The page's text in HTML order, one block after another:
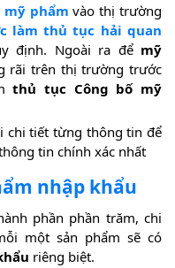
mỹ phẩm vào thị trường
làm thủ tục hải quan
định. Ngoài ra để mỹ
rãi trên thị trường trước
thủ tục Công bố mỹ
chi tiết từng thông tin để
tin chính xác nhất
nhập khẩu
phần phần trăm, chi
một sản phẩm sẽ có
riêng biệt.